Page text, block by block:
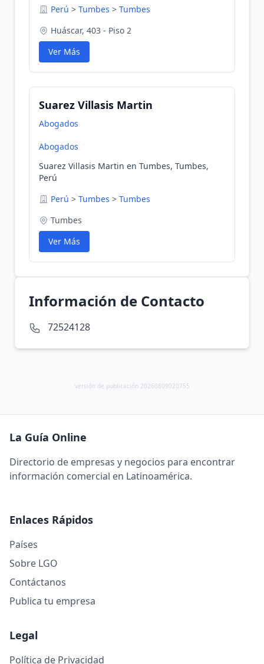
Perú > Tumbes > Tumbes
Huáscar, 403 - Piso 2
Ver Más
Suarez Villasis Martin
Abogados
Abogados
Suarez Villasis Martin en Tumbes, Tumbes,
Perú
Perú > Tumbes > Tumbes
Tumbes
Ver Más
Información de Contacto
72524128
versión de publicación 20260809020755
La Guía Online
Directorio de empresas y negocios para encontrar
información comercial en Latinoamérica.
Enlaces Rápidos
Países
Sobre LGO
Contáctanos
Publica tu empresa
Legal
Política de Privacidad